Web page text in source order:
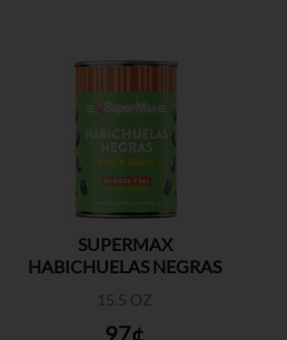
SUPERMAX
HABICHUELAS NEGRAS
15.5 OZ
97¢